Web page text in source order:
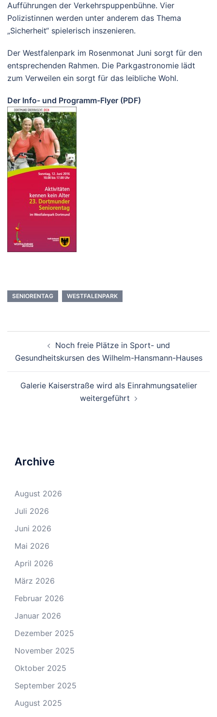
Aufführungen der Verkehrspuppenbühne. Vier
Polizistinnen werden unter anderem das Thema
„Sicherheit“ spielerisch inszenieren.
Der Westfalenpark im Rosenmonat Juni sorgt für den
entsprechenden Rahmen. Die Parkgastronomie lädt
zum Verweilen ein sorgt für das leibliche Wohl.
Der Info- und Programm-Flyer (PDF)
SENIORENTAG WESTFALENPARK
NavigationNoch freie Plätze in Sport- und
Gesundheitskursen des Wilhelm-Hansmann-Hauses
Galerie Kaiserstraße wird als Einrahmungsatelier
weitergeführt
Archive
August 2026
Juli 2026
Juni 2026
Mai 2026
April 2026
März 2026
Februar 2026
Januar 2026
Dezember 2025
November 2025
Oktober 2025
September 2025
August 2025